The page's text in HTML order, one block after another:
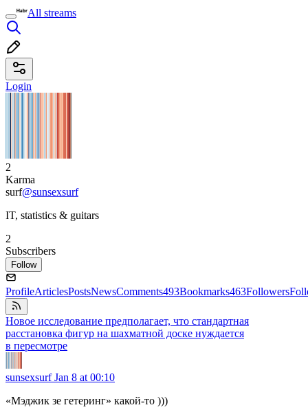
All streams
Login
2
Karma
surf@sunsexsurf
IT, statistics & guitars
2
Subscribers
Follow
ProfileArticlesPostsNewsComments493Bookmarks463Followers
Новое исследование предполагает, что стандартная
расстановка фигур на шахматной доске нуждается
в пересмотре
sunsexsurfJan 8 at 00:10
«Мэджик зе гетеринг» какой-то )))